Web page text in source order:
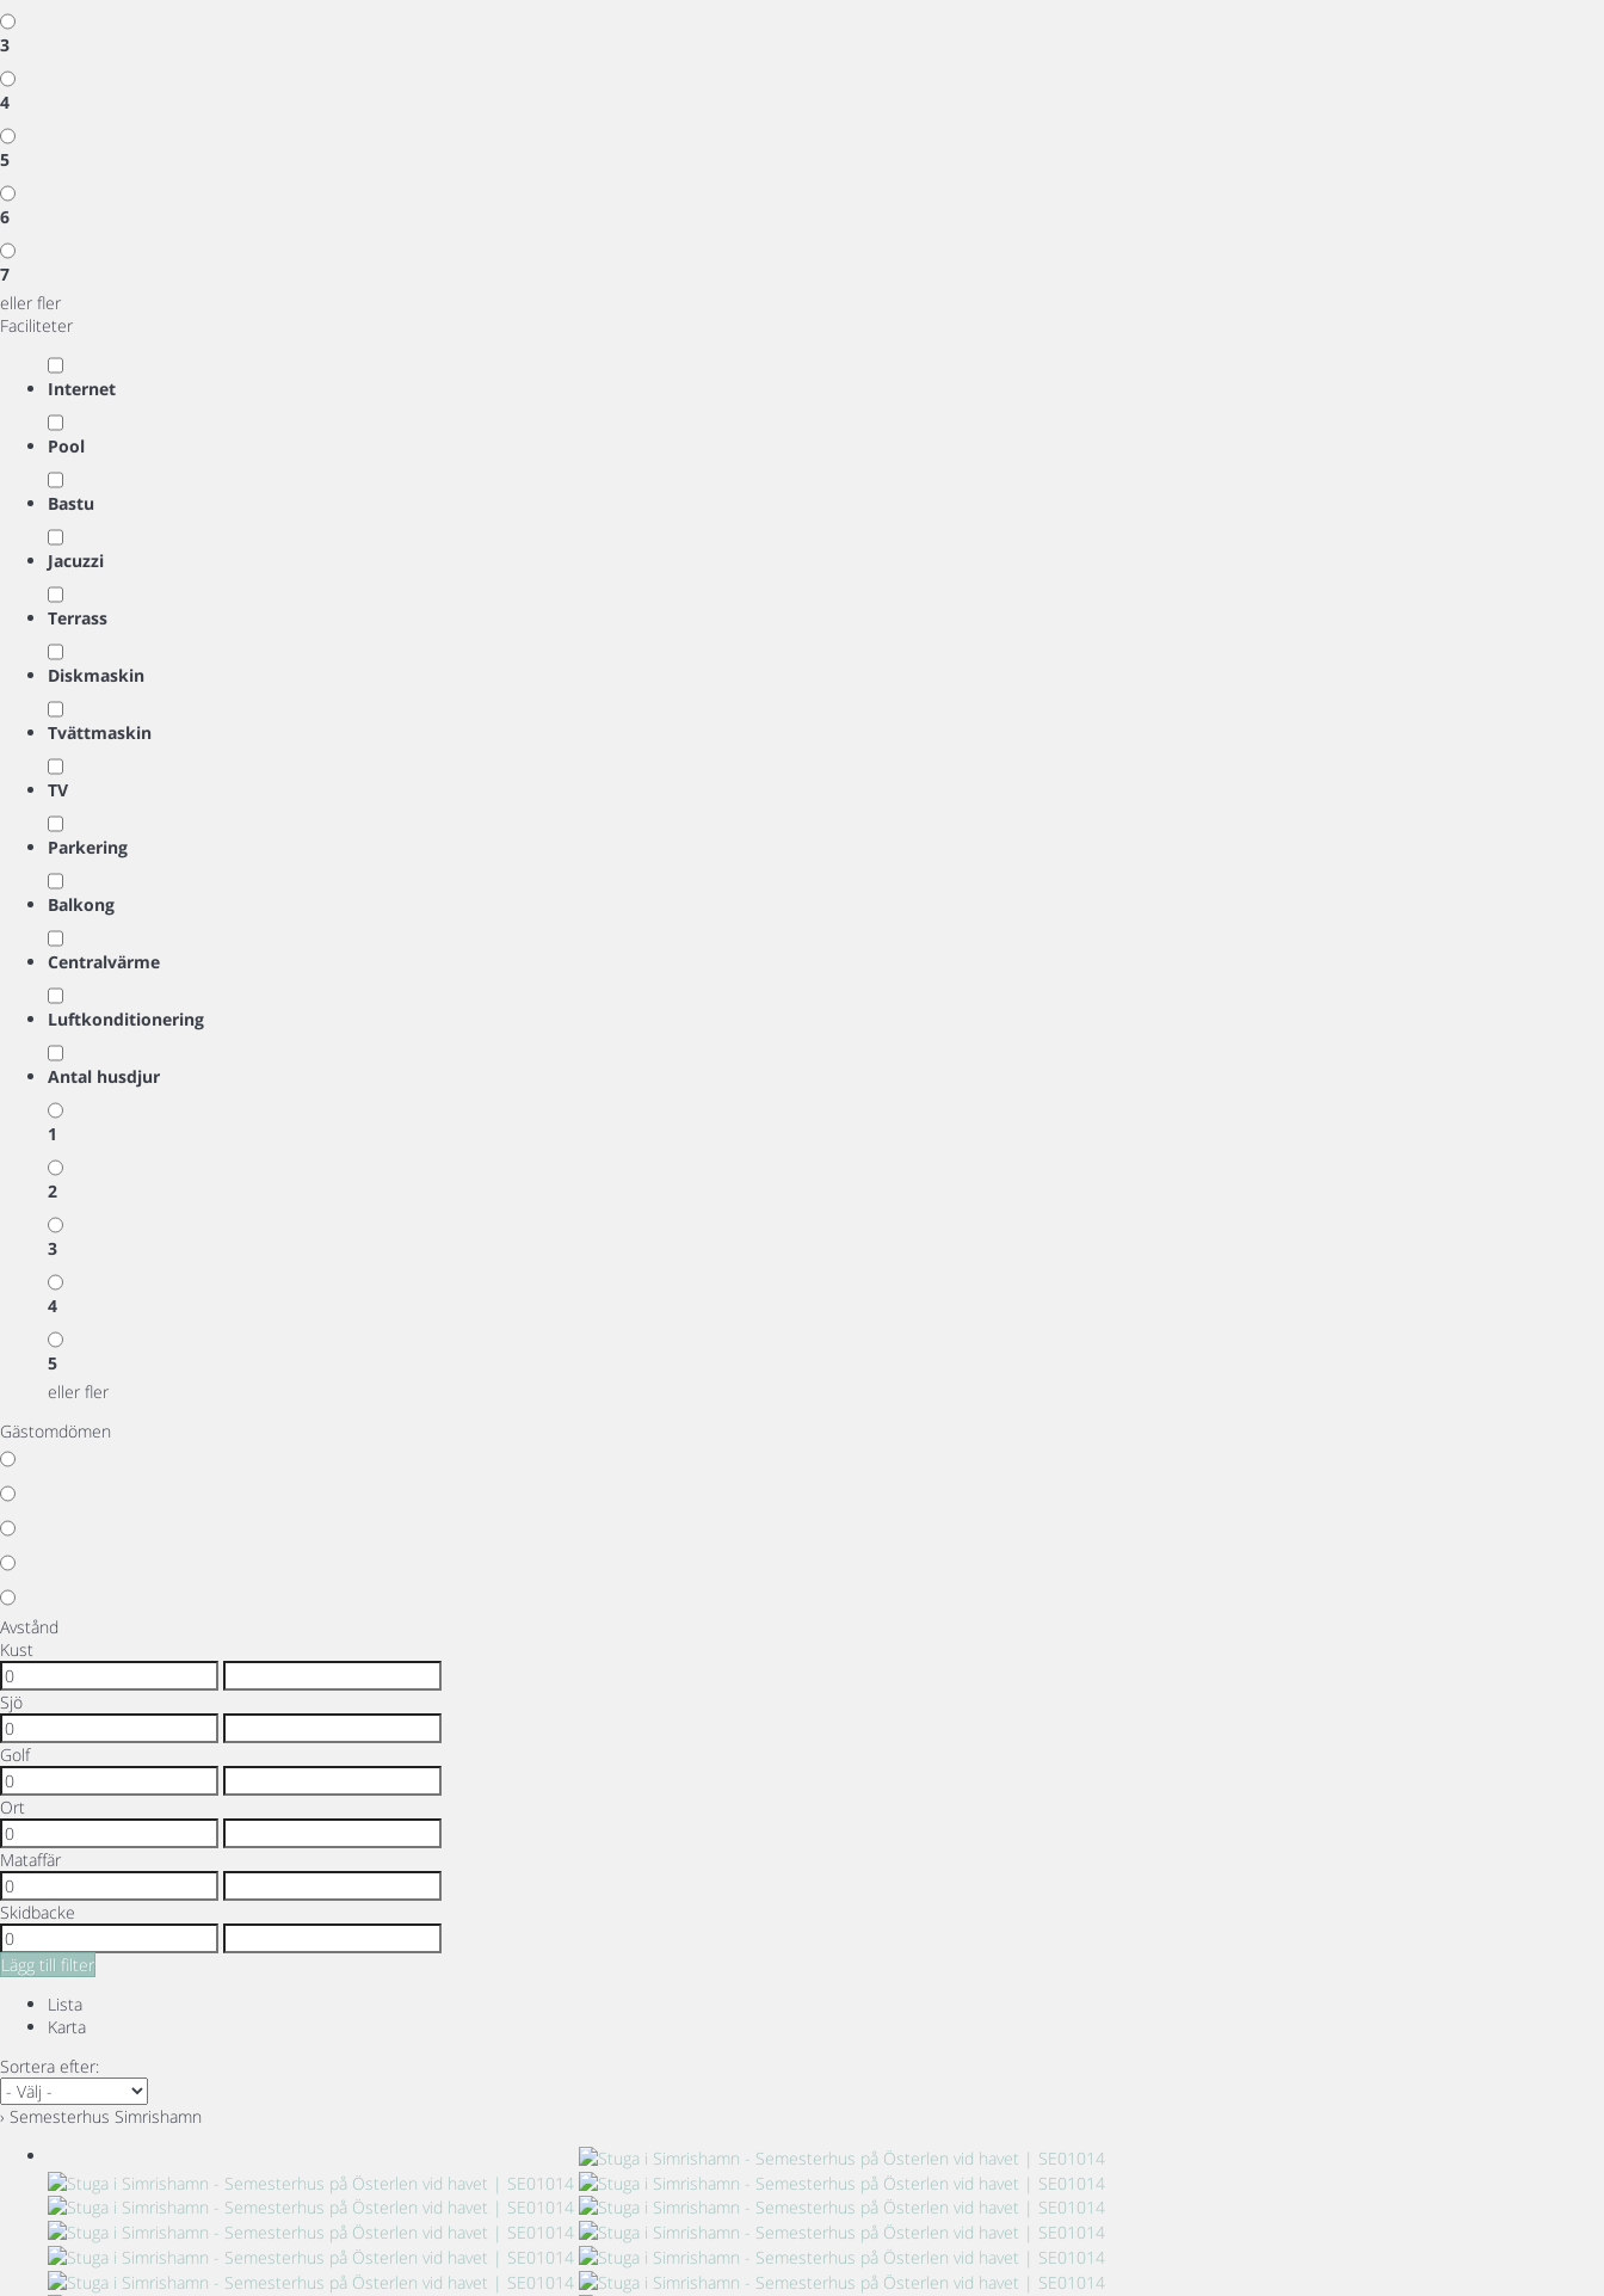
3
4
5
6
7
eller fler
Faciliteter
Internet
Pool
Bastu
Jacuzzi
Terrass
Diskmaskin
Tvättmaskin
TV
Parkering
Balkong
Centralvärme
Luftkonditionering
Antal husdjur
1
2
3
4
5
eller fler
Gästomdömen
Avstånd
Kust
Sjö
Golf
Ort
Mataffär
Skidbacke
Lägg till filter
Lista
Karta
Sortera efter:
› Semesterhus Simrishamn